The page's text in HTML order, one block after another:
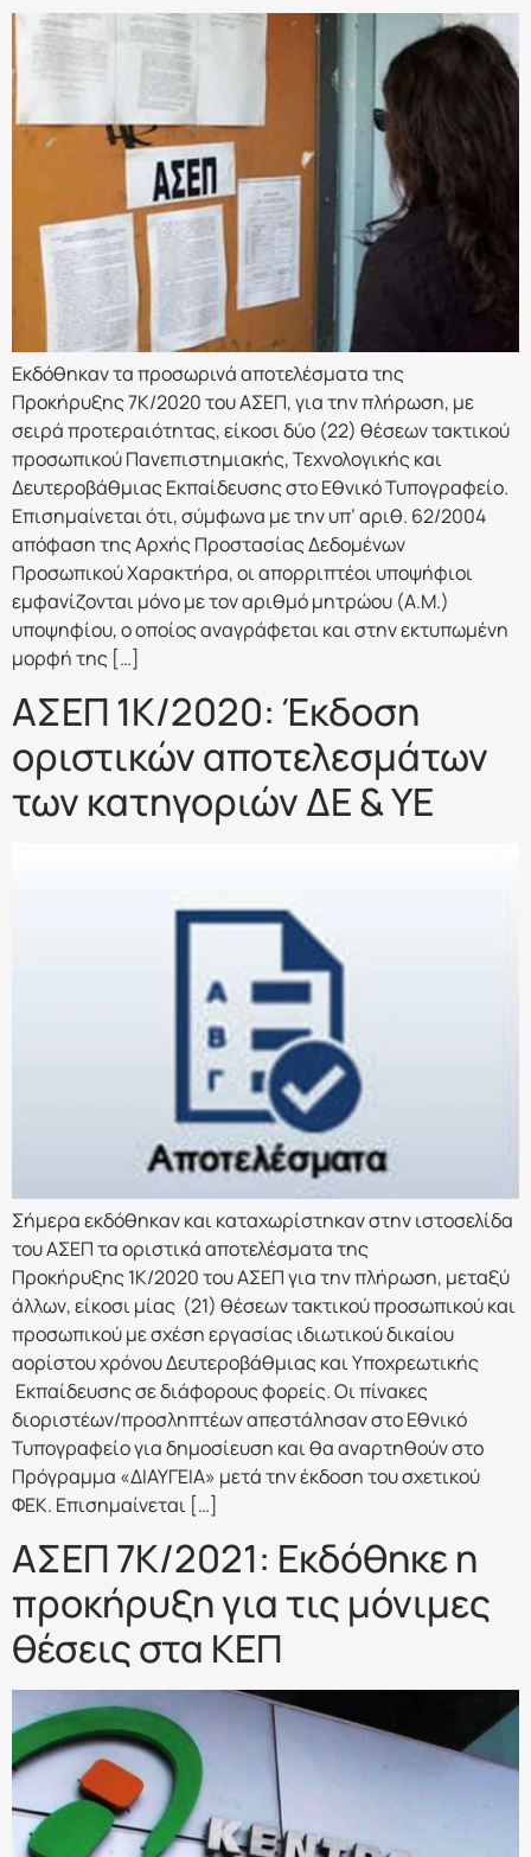
Εκδόθηκαν τα προσωρινά αποτελέσματα της
Προκήρυξης 7Κ/2020 του ΑΣΕΠ, για την πλήρωση, με
σειρά προτεραιότητας, είκοσι δύο (22) θέσεων τακτικού
προσωπικού Πανεπιστημιακής, Τεχνολογικής και
Δευτεροβάθμιας Εκπαίδευσης στο Εθνικό Τυπογραφείο.
Επισημαίνεται ότι, σύμφωνα με την υπ’ αριθ. 62/2004
απόφαση της Αρχής Προστασίας Δεδομένων
Προσωπικού Χαρακτήρα, οι απορριπτέοι υποψήφιοι
εμφανίζονται μόνο με τον αριθμό μητρώου (Α.Μ.)
υποψηφίου, ο οποίος αναγράφεται και στην εκτυπωμένη
μορφή της […]
ΑΣΕΠ 1Κ/2020: Έκδοση
οριστικών αποτελεσμάτων
των κατηγοριών ΔΕ & ΥΕ
Σήμερα εκδόθηκαν και καταχωρίστηκαν στην ιστοσελίδα
του ΑΣΕΠ τα οριστικά αποτελέσματα της
Προκήρυξης 1Κ/2020 του ΑΣΕΠ για την πλήρωση, μεταξύ
άλλων, είκοσι μίας (21) θέσεων τακτικού προσωπικού και
προσωπικού με σχέση εργασίας ιδιωτικού δικαίου
αορίστου χρόνου Δευτεροβάθμιας και Υποχρεωτικής
Εκπαίδευσης σε διάφορους φορείς. Οι πίνακες
διοριστέων/προσληπτέων απεστάλησαν στο Εθνικό
Τυπογραφείο για δημοσίευση και θα αναρτηθούν στο
Πρόγραμμα «ΔΙΑΥΓΕΙΑ» μετά την έκδοση του σχετικού
ΦΕΚ. Επισημαίνεται […]
ΑΣΕΠ 7Κ/2021: Εκδόθηκε η
προκήρυξη για τις μόνιμες
θέσεις στα ΚΕΠ